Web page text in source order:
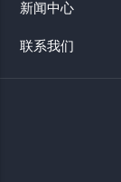
新闻中心
联系我们